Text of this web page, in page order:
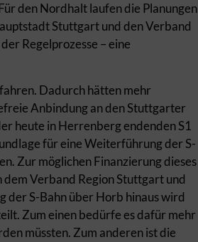
den Nordhalt laufen die Planungen
Stuttgart und den Verband
Regelprozesse – eine
Dadurch hätten mehr
Anbindung an den Stuttgarter
heute in Herrenberg endenden S1
für eine Weiterführung der S-
Zur möglichen Finanzierung dieses
Verband Region Stuttgart und
der S-Bahn über Horb hinaus wird
Zum einen bedürfe es dafür mehr
müssten. Zum anderen ist die